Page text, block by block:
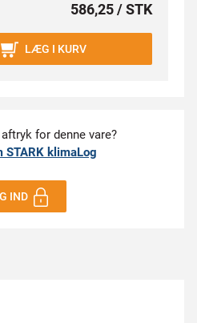
586,25 / STK
LÆG I KURV
aftryk for denne vare?
STARK klimaLog
IND